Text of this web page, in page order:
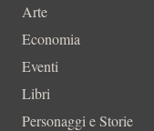
Arte
Economia
Eventi
Libri
Personaggi e Storie